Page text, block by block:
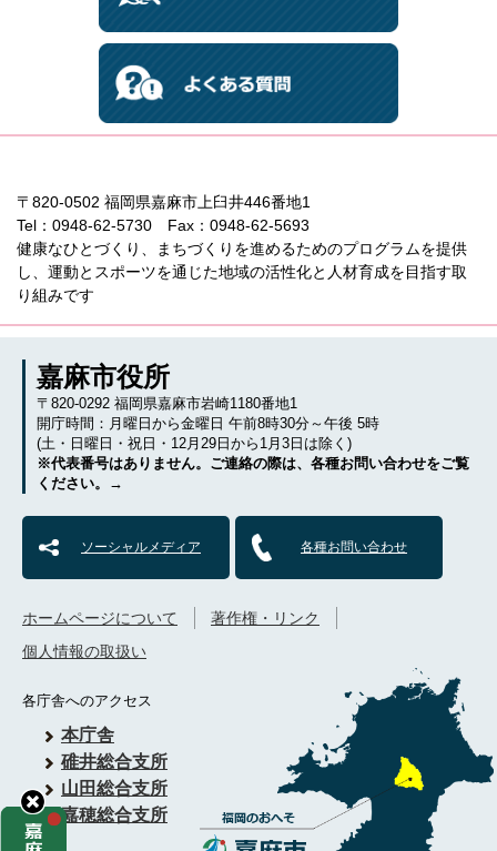
〒820-0502 福岡県嘉麻市上臼井446番地1
Tel：0948-62-5730 Fax：0948-62-5693
健康なひとづくり、まちづくりを進めるためのプログラムを提供
し、運動とスポーツを通じた地域の活性化と人材育成を目指す取
り組みです
嘉麻市役所
〒820-0292 福岡県嘉麻市岩崎1180番地1
開庁時間：月曜日から金曜日 午前8時30分～午後 5時
(土・日曜日・祝日・12月29日から1月3日は除く)
※代表番号はありません。ご連絡の際は、各種お問い合わせをご覧
ください。→
ソーシャルメディア 各種お問い合わせ
各庁舎へのアクセス
本庁舎
碓井総合支所
山田総合支所
嘉穂総合支所
ホームページについて
著作権・リンク
個人情報の取扱い